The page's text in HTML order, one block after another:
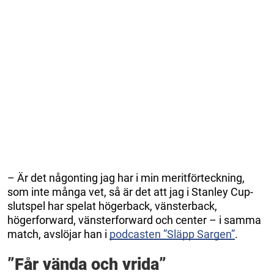
– Är det någonting jag har i min meritförteckning,
som inte många vet, så är det att jag i Stanley Cup-
slutspel har spelat högerback, vänsterback,
högerforward, vänsterforward och center – i samma
match, avslöjar han i podcasten ”Släpp Sargen”.
”Får vända och vrida”